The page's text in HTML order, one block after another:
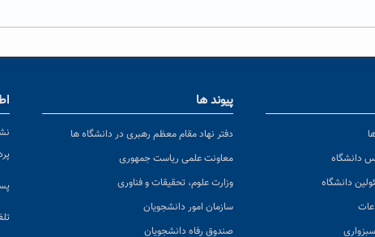
دانشگاه
دانشگاه
پیوند ها
دفتر نهاد مقام معظم رهبری در دانشگاه ها
معاونت علمی ریاست جمهوری
وزارت علوم، تحقیقات و فناوری
سازمان امور دانشجویان
صندوق رفاه دانشجویان
تلفن :